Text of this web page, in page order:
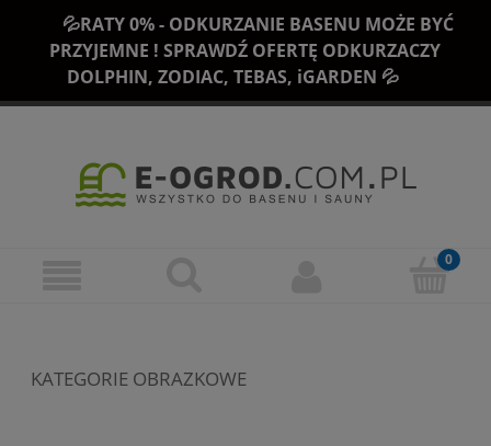
💦RATY 0% - ODKURZANIE BASENU MOŻE BYĆ
PRZYJEMNE ! SPRAWDŹ OFERTĘ ODKURZACZY
DOLPHIN, ZODIAC, TEBAS, iGARDEN 💦
KATEGORIE OBRAZKOWE